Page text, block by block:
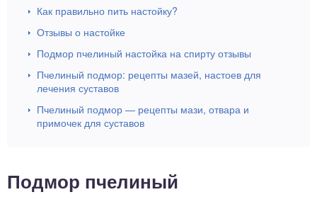
Как правильно пить настойку?
Отзывы о настойке
Подмор пчелиный настойка на спирту отзывы
Пчелиный подмор: рецепты мазей, настоев для
лечения суставов
Пчелиный подмор — рецепты мази, отвара и
примочек для суставов
Подмор пчелиный